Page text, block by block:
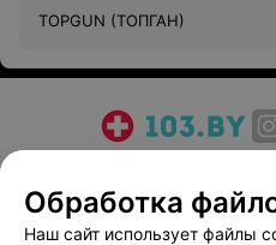
TOPGUN (ТОПГАН)
Медицинский маркетинг
Пользовательское
Обработка
Наш сайт использует файлы